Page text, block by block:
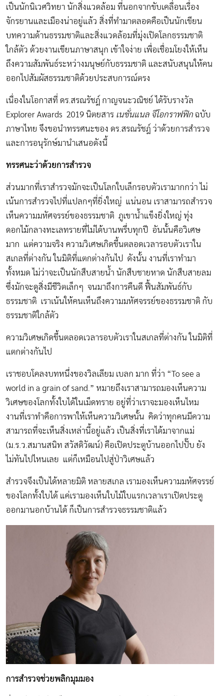
เป็นนักนิเวศวิทยา นักสิ่งแวดล้อม ที่นอกจากขับเคลื่อนเรื่อง
จักรยานและเมืองน่าอยู่แล้ว สิ่งที่ทำมาตลอดคือเป็นนักเขียน
บทความด้านธรรมชาติและสิ่งแวดล้อมที่มุ่งเปิดโลกธรรมชาติ
ใกล้ตัว ด้วยงานเขียนภาษาสนุก เข้าใจง่าย เพื่อเชื่อมโยงให้เห็น
ถึงความสัมพันธ์ระหว่างมนุษย์กับธรรมชาติ และสนับสนุนให้คน
ออกไปสัมผัสธรรมชาติด้วยประสบการณ์ตรง
เนื่องในโอกาสที่ ดร.สรณรัชฎ์ กาญจนะวณิชย์ ได้รับรางวัล
Explorer Awards 2019 นิตยสาร เนชั่นแนล จีโอกราฟฟิกฉบับ
ภาษาไทย จึงขอนำทรรศนะของ ดร.สรณรัชฎ์ ว่าด้วยการสำรวจ
และการอนุรักษ์มานำเสนอดังนี้
ทรรศนะว่าด้วยการสำรวจ
ส่วนมากที่เราสำรวจมักจะเป็นโลกใบเล็กรอบตัวเรามากกว่า ไม่
เน้นการสำรวจไปที่แปลกๆที่ยิ่งใหญ่ แน่นอน เราสามารถสำรวจ
เห็นความมหัศจรรย์ของธรรมชาติ ภูเขาน้ำแข็งยิ่งใหญ่ ทุ่ง
ดอกไม้กลางทะเลทรายที่ไม่ได้บานพรึ่บทุกปี อันนั้นคือวิเศษ
มาก แต่ความจริง ความวิเศษเกิดขึ้นตลอดเวลารอบตัวเราใน
สเกลที่ต่างกัน ในมิติที่แตกต่างกันไป ดังนั้น งานที่เราทำมา
ทั้งหมด ไม่ว่าจะเป็นนักสืบสายน้ำ นักสืบชายหาด นักสืบสายลม
ซึ่งมักจะดูสิ่งมีชีวิตเล็กๆ จนมาถึงการคืนดี ฟื้นสัมพันธ์กับ
ธรรมชาติ เราเน้นให้คนเห็นถึงความมหัศจรรย์ของธรรมชาติ กับ
ธรรมชาติใกล้ตัว
ความวิเศษเกิดขึ้นตลอดเวลารอบตัวเราในสเกลที่ต่างกัน ในมิติที่
แตกต่างกันไป
เราชอบโคลงบทหนึ่งของวิลเลียม เบลก มาก ที่ว่า “To see a
world in a grain of sand.” หมายถึงเราสามารถมองเห็นความ
วิเศษของโลกทั้งใบได้ในเม็ดทราย อยู่ที่ว่าเราจะมองเห็นไหม
งานที่เราทำคือการพาให้เห็นความวิเศษนั้น คิดว่าทุกคนมีความ
สามารถที่จะเห็นสิ่งเหล่านี้อยู่แล้ว เป็นสิ่งที่เราได้มาจากแม่
(ม.ร.ว.สมานสนิท สวัสดิวัฒน์) คือเปิดประตูบ้านออกไปปั๊บ ยัง
ไม่ทันไปไหนเลย แต่ก็เหมือนไปสู่ป่าวิเศษแล้ว
สำรวจจึงเป็นได้หลายมิติ หลายสเกล เรามองเห็นความมหัศจรรย์
ของโลกทั้งใบได้ แค่เรามองเห็นใบไม้ใบแรกเวลาเราเปิดประตู
ออกมานอกบ้านได้ ก็เป็นการสำรวจธรรมชาติแล้ว
การสำรวจช่วยพลิกมุมมอง